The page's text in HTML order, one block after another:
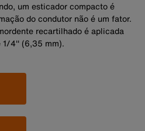
um esticador compacto é
do condutor não é um fator.
recartilhado é aplicada
1/4'' (6,35 mm).